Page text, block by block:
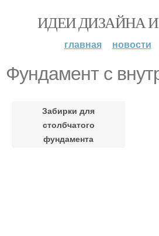
ИДЕИ ДИЗАЙНА
главная новости
Фундамент с
Забирки для
столбчатого
фундамента